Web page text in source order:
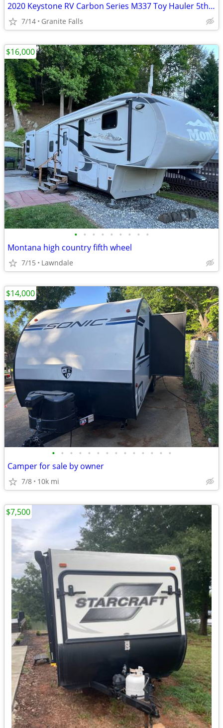
2020 Keystone RV Carbon Series M337 Toy Hauler 5th Wheel.
7/14 Granite Falls
• • • • • • • • •
Montana high country fifth wheel
7/15 Lawndale
$16,000
• • • • • • • • • • • • • •
Camper for sale by owner
7/8 10k mi
$14,000
$7,500